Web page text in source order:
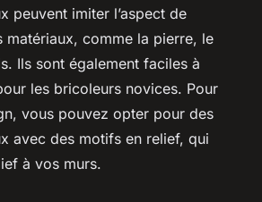
peuvent imiter l’aspect de
matériaux, comme la pierre, le
Ils sont également faciles à
les bricoleurs novices. Pour
vous pouvez opter pour des
avec des motifs en relief, qui
à vos murs.